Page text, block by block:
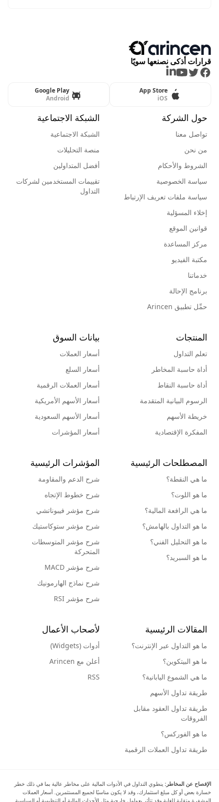
قرارات أذكى نصنعها سويًا
Facebook
Twitter
Youtube
LinkedIn
App Store
iOS
Google Play
Android
حول الشركة
تواصل معنا
من نحن
الشروط والأحكام
سياسة الخصوصية
سياسة ملفات تعريف الإرتباط
إخلاء المسؤلية
قوانين الموقع
مركز المساعدة
مكتبة الفيديو
خدماتنا
برنامج الإحالة
حمِّل تطبيق Arincen
الشبكة الاجتماعية
الشبكة الاجتماعية
منصة التحليلات
أفضل المتداولين
تقييمات المستخدمين لشركات
التداول
المنتجات
تعلم التداول
أداة حاسبة المخاطر
أداة حاسبة النقاط
الرسوم البيانية المتقدمة
خريطة الأسهم
المفكرة الإقتصادية
بيانات السوق
أسعار العملات
أسعار السلع
أسعار العملات الرقمية
أسعار الأسهم الأمريكية
أسعار الأسهم السعودية
أسعار المؤشرات
المصطلحات الرئيسية
ما هي النقطة؟
ما هو اللوت؟
ما هي الرافعة المالية؟
ما هو التداول بالهامش؟
ما هو التحليل الفني؟
ما هو السبريد؟
المؤشرات الرئيسية
شرح الدعم والمقاومة
شرح خطوط الإتجاه
شرح مؤشر فيبوناتشي
شرح مؤشر ستوكاستيك
شرح مؤشر المتوسطات
المتحركة
شرح مؤشر MACD
شرح نماذج الهارمونيك
شرح مؤشر RSI
المقالات الرئيسية
ما هو التداول عبر الإنترنت؟
ما هو البيتكوين؟
ما هي الشموع اليابانية؟
طريقة تداول الأسهم
طريقة تداول العقود مقابل
الفروقات
ما هو الفوركس؟
طريقة تداول العملات الرقمية
لأصحاب الأعمال
أدوات (Widgets)
أعلن مع Arincen
RSS
الإفصاح عن المخاطر: ينطوي التداول في الأدوات المالية على مخاطر عالية بما في ذلك خطر
خسارة بعض أو كل مبلغ استثمارك، وقد لا يكون مناسبًا لجميع المستثمرين. أسعار العملات
المشفرة متقلبة للغاية وقد تتأثر بعوامل خارجية مثل الأحداث المالية أو التنظيمية أو السياسية.